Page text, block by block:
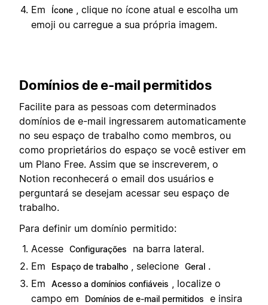
Em
Ícone , clique no ícone atual e escolha um
emoji ou carregue a sua própria imagem.
Domínios de e-mail permitidos
Facilite para as pessoas com determinados
domínios de e-mail ingressarem automaticamente
no seu espaço de trabalho como membros, ou
como proprietários do espaço se você estiver em
um Plano Free. Assim que se inscreverem, o
Notion reconhecerá o email dos usuários e
perguntará se desejam acessar seu espaço de
trabalho.
Para definir um domínio permitido:
Acesse Configurações
na barra lateral.
Em
Espaço de trabalho , selecione Geral .
Em
Acesso a domínios confiáveis
, localize o
campo em
Domínios de e-mail permitidos
e insira